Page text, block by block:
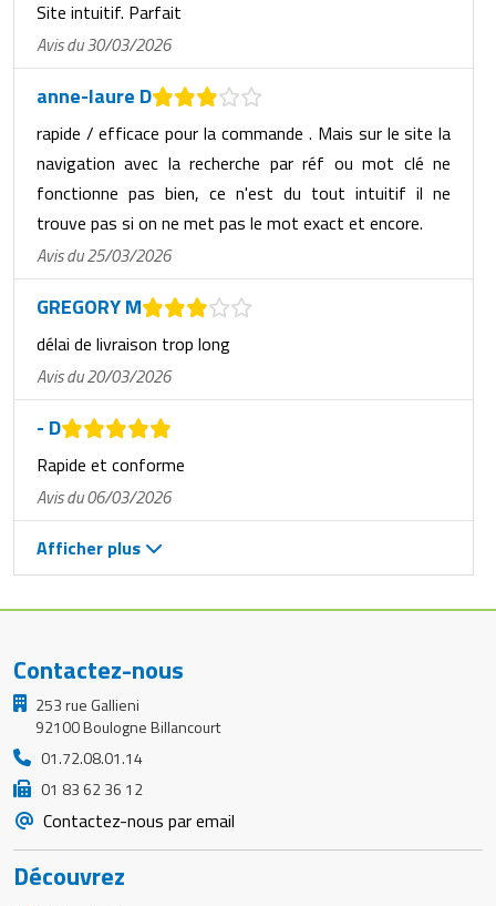
Matériel de musculation
Vêtement sportif
Rôtisserie professionnelle
Sautause professionnelle
Table de cuisson professionnelle
Tables de préparation réfrigérées
Ustensile de cuisine
Vaisselle restaurant
Vitrines réfrigérées
Site intuitif. Parfait
Avis du 30/03/2026
anne-laure D
rapide / efficace pour la commande . Mais sur le site la
navigation avec la recherche par réf ou mot clé ne
fonctionne pas bien, ce n'est du tout intuitif il ne
trouve pas si on ne met pas le mot exact et encore.
Avis du 25/03/2026
GREGORY M
délai de livraison trop long
Avis du 20/03/2026
- D
Rapide et conforme
Avis du 06/03/2026
Afficher plus
Contactez-nous
253 rue Gallieni
92100 Boulogne Billancourt
01.72.08.01.14
01 83 62 36 12
Contactez-nous par email
Découvrez